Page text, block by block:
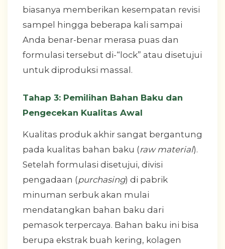
biasanya memberikan kesempatan revisi
sampel hingga beberapa kali sampai
Anda benar-benar merasa puas dan
formulasi tersebut di-“lock” atau disetujui
untuk diproduksi massal.
Tahap 3: Pemilihan Bahan Baku dan
Pengecekan Kualitas Awal
Kualitas produk akhir sangat bergantung
pada kualitas bahan baku (raw material).
Setelah formulasi disetujui, divisi
pengadaan (purchasing) di pabrik
minuman serbuk akan mulai
mendatangkan bahan baku dari
pemasok terpercaya. Bahan baku ini bisa
berupa ekstrak buah kering, kolagen